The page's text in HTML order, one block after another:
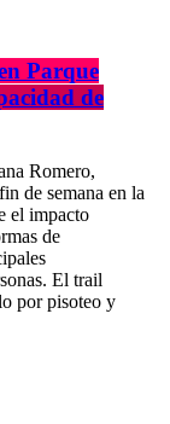
Parque
de
Romero,
de semana en la
el impacto
de
El trail
por pisoteo y